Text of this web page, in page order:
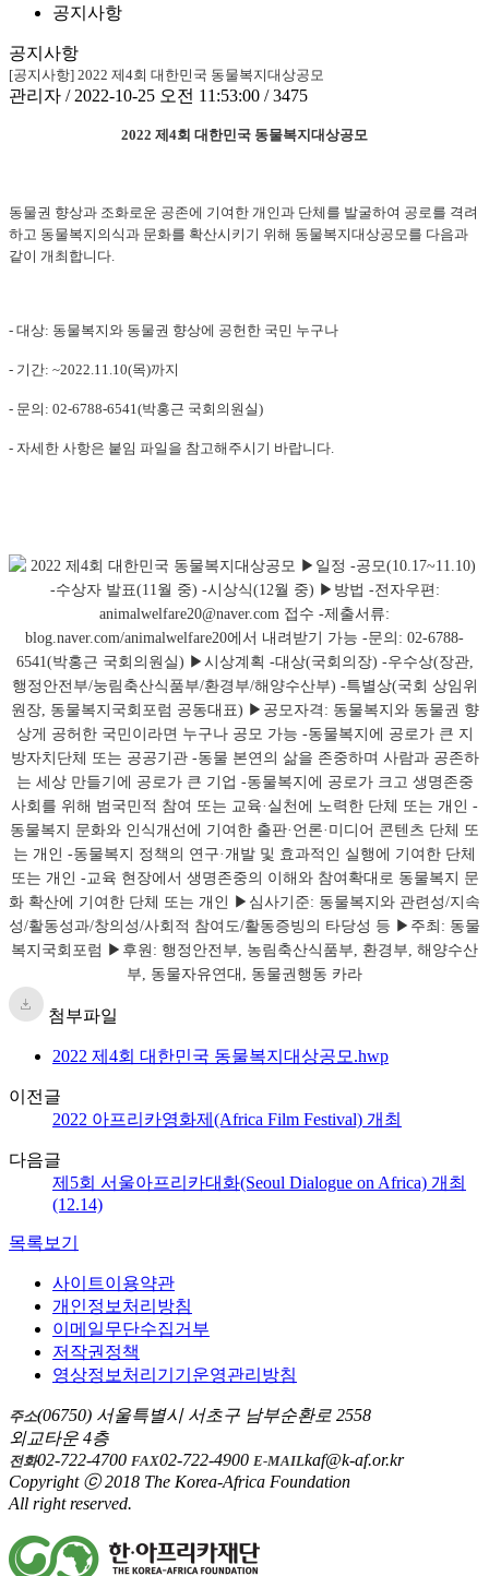
공지사항
공지사항
[공지사항] 2022 제4회 대한민국 동물복지대상공모
관리자 / 2022-10-25 오전 11:53:00 / 3475
2022 제4회 대한민국 동물복지대상공모
동물권 향상과 조화로운 공존에 기여한 개인과 단체를 발굴하여 공로를 격려
하고 동물복지의식과 문화를 확산시키기 위해 동물복지대상공모를 다음과
같이 개최합니다
- 대상: 동물복지와 동물권 향상에 공헌한 국민 누구나
- 기간: ~2022.11.10(목)까지
- 문의: 02-6788-6541(박홍근 국회의원실)
- 자세한 사항은 붙임 파일을 참고해주시기 바랍니다.
첨부파일
2022 제4회 대한민국 동물복지대상공모.hwp
이전글
2022 아프리카영화제(Africa Film Festival) 개최
다음글
제5회 서울아프리카대화(Seoul Dialogue on Africa) 개최
(12.14)
목록보기
사이트이용약관
개인정보처리방침
이메일무단수집거부
저작권정책
영상정보처리기기운영관리방침
주소(06750) 서울특별시 서초구 남부순환로 2558
외교타운 4층
전화02-722-4700 FAX02-722-4900 E-MAILkaf@k-af.or.kr
Copyright ⓒ 2018 The Korea-Africa Foundation
All right reserved.